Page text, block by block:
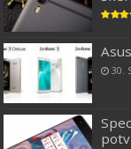
30.